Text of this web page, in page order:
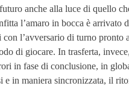
anche alla luce di quello
l’amaro in bocca è arrivato
l’avversario di turno
di giocare. In trasferta,
in fase di conclusione, in
in maniera sincronizzata, il